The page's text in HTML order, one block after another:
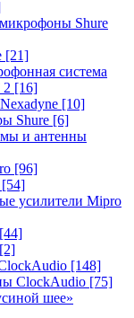
Shure
[21]
система
[16]
[10]
Shure [6]
и антенны
[96]
[54]
усилители Mipro
[44]
[2]
[148]
ClockAudio [75]
шее»